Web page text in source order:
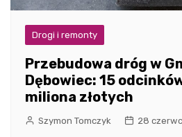
Drogi i remonty
Przebudowa dróg w
Dębowiec: 15
miliona złotych
Szymon Tomczyk 28